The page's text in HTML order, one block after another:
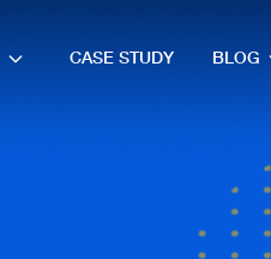
CASE STUDY BLOG